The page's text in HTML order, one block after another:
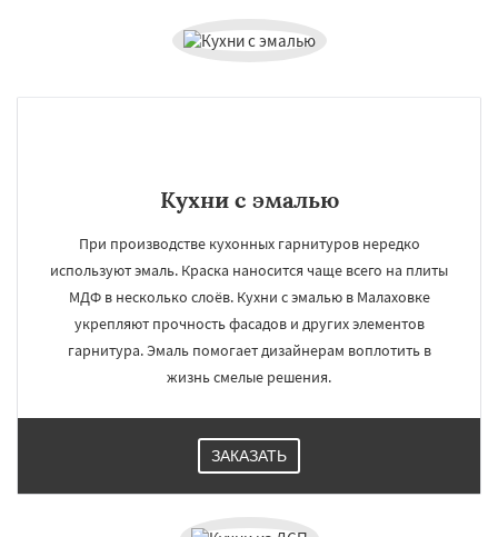
Кухни с эмалью
При производстве кухонных гарнитуров нередко
используют эмаль. Краска наносится чаще всего на плиты
МДФ в несколько слоёв. Кухни с эмалью в Малаховке
укрепляют прочность фасадов и других элементов
гарнитура. Эмаль помогает дизайнерам воплотить в
жизнь смелые решения.
ЗАКАЗАТЬ